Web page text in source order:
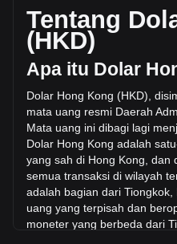
HK$14,186,136,202.56 HKD
sebanyak 4,869,330,400
sebesar Ondo telah berubah
HKD) dalam 24 jam terakhir.
terakhir, volume
HK$850,594,478.95.
Info lebih lanjut
Harga Ondo
Prediksi harga Ondo
Apa itu Ondo (ONDO)
Kalkulator profit Ondo
Tentang
(HKD)
Apa itu Dolar
Dolar Hong Kong (HKD),
mata uang resmi Daerah
Mata uang ini dibagi lagi
Dolar Hong Kong adalah
yang sah di Hong Kong, dan
semua transaksi di wilayah
adalah bagian dari
uang yang terpisah dan
moneter yang berbeda dari